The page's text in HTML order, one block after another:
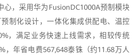
心，采用华为FusionDC1000A预制模块
制化设计，一体化集成供配电、温控
，满足业务快速上线需求，相较传统
，年省电费567,648泰铢（约11.68万人